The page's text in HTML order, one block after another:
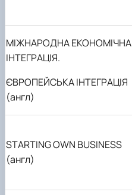
МІЖНАРОДНА ЕКОНОМІЧНА
ІНТЕГРАЦІЯ.
ЄВРОПЕЙСЬКА ІНТЕГРАЦІЯ
(англ)
STARTING OWN BUSINESS
(англ)